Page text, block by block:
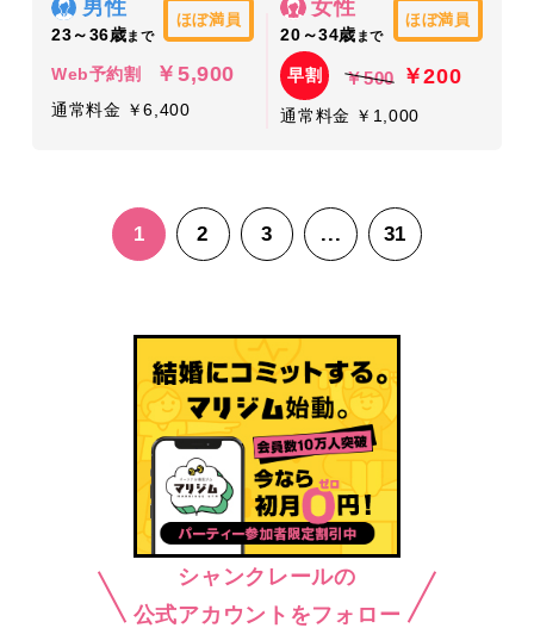
男性
23～36歳まで
ほぼ満員
Web予約割 ￥5,900
通常料金 ￥6,400
女性
20～34歳 まで
ほぼ満員
早割 ￥500 ￥200
通常料金 ￥1,000
1 2 3 ... 31
シャンクレールの
公式アカウントをフォロー